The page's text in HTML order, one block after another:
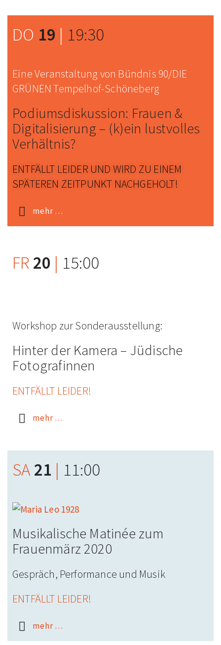
DO 19 | 19:30
Eine Veranstaltung von Bündnis 90/DIE
GRÜNEN Tempelhof-Schöneberg
Podiums­diskussion: Frauen &
Digitalisierung – (k)ein lustvolles
Verhältnis?
ENTFÄLLT LEIDER UND WIRD ZU EINEM
SPÄTEREN ZEITPUNKT NACHGEHOLT!
mehr …
FR 20 | 15:00
Workshop zur Sonder­ausstellung:
Hinter der Kamera – Jüdische
Foto­grafinnen
ENTFÄLLT LEIDER!
mehr …
SA 21 | 11:00
Musikalische Matinée zum
Frauenmärz 2020
Gespräch, Performance und Musik
ENTFÄLLT LEIDER!
mehr …